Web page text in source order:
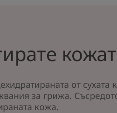
от сухата
за грижа.
кожа.